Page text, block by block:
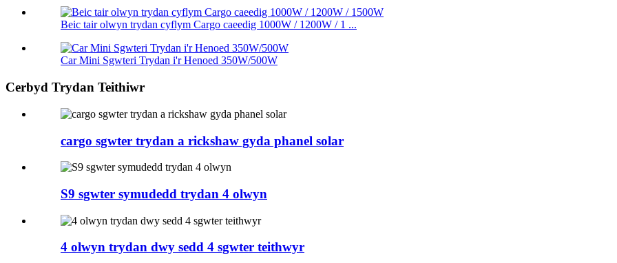
Beic tair olwyn trydan cyflym Cargo caeedig 1000W / 1200W / 1 ...
Car Mini Sgwteri Trydan i'r Henoed 350W/500W
Cerbyd Trydan Teithiwr
cargo sgwter trydan a rickshaw gyda phanel solar
S9 sgwter symudedd trydan 4 olwyn
4 olwyn trydan dwy sedd 4 sgwter teithwyr